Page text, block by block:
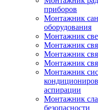
приборов
Монтажник
оборудования
Монтажник
Монтажник
Монтажник
Монтажник
Монтажник
аспирации
Монтажник
безопасности